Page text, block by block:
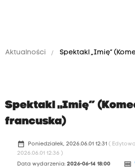
Aktualności Spektakl „Imię”
Spektakl „Imię”
francuska)
date_range Poniedziałek, 2026.06.01 12:31 (
2026.06.01 12:36 )
Data wydarzenia: 2026-06-14 18:00 money